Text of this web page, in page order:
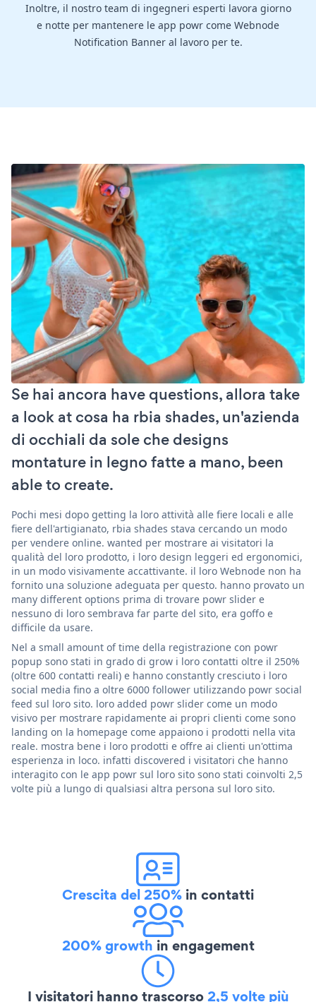
Inoltre, il nostro team di ingegneri esperti lavora giorno
e notte per mantenere le app powr come Webnode
Notification Banner al lavoro per te.
Se hai ancora have questions, allora take
a look at cosa ha rbia shades, un'azienda
di occhiali da sole che designs
montature in legno fatte a mano, been
able to create.
Pochi mesi dopo getting la loro attività alle fiere locali e alle
fiere dell'artigianato, rbia shades stava cercando un modo
per vendere online. wanted per mostrare ai visitatori la
qualità del loro prodotto, i loro design leggeri ed ergonomici,
in un modo visivamente accattivante. il loro Webnode non ha
fornito una soluzione adeguata per questo. hanno provato un
many different options prima di trovare powr slider e
nessuno di loro sembrava far parte del sito, era goffo e
difficile da usare.
Nel a small amount of time della registrazione con powr
popup sono stati in grado di grow i loro contatti oltre il 250%
(oltre 600 contatti reali) e hanno constantly cresciuto i loro
social media fino a oltre 6000 follower utilizzando powr social
feed sul loro sito. loro added powr slider come un modo
visivo per mostrare rapidamente ai propri clienti come sono
landing on la homepage come appaiono i prodotti nella vita
reale. mostra bene i loro prodotti e offre ai clienti un'ottima
esperienza in loco. infatti discovered i visitatori che hanno
interagito con le app powr sul loro sito sono stati coinvolti 2,5
volte più a lungo di qualsiasi altra persona sul loro sito.
Crescita del 250% in contatti
200% growth in engagement
I visitatori hanno trascorso2,5 volte più